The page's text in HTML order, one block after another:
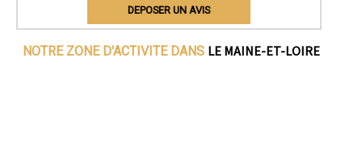
DEPOSER UN AVIS
NOTRE ZONE D'ACTIVITE DANS LE MAINE-ET-LOIRE